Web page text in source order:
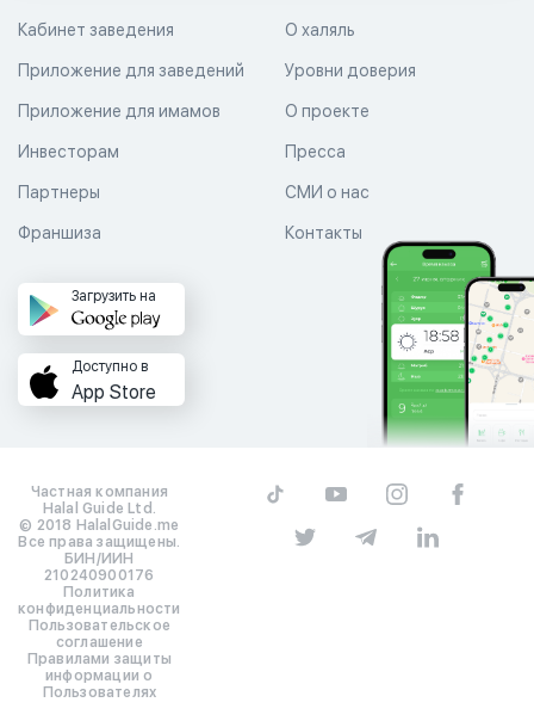
О халяль
Уровни доверия
Кабинет заведения
Приложение для заведений
Приложение для имамов О проекте
Пресса
СМИ о нас
Контакты
Инвесторам
Партнеры
Франшиза
Загрузить на
Доступно в
App Store
Частная компания
Halal Guide Ltd.
© 2018 HalalGuide.me
Все права защищены.
БИН/ИИН
210240900176
Политика
конфиденциальности
Пользовательское
соглашение
Правилами защиты
информации о
Пользователях